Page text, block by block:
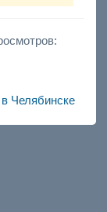
Челябинске